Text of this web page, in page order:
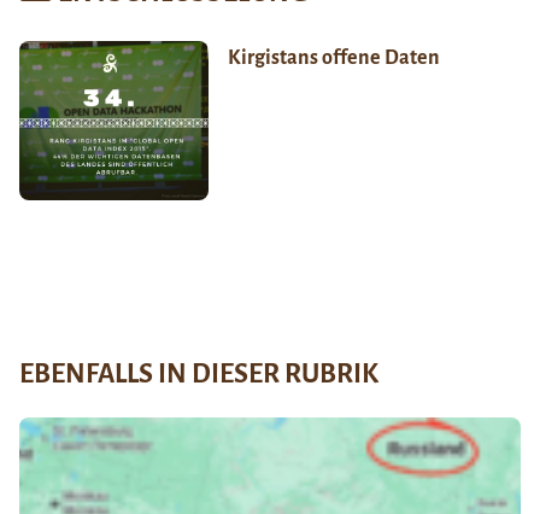
Kirgistans offene Daten
EBENFALLS IN DIESER RUBRIK